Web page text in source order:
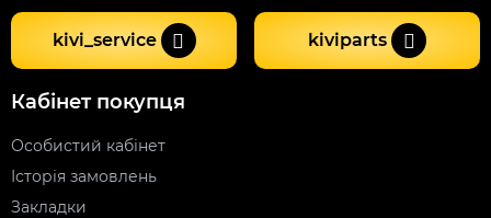
kivi_service kiviparts
Кабінет покупця
Особистий кабінет
Історія замовлень
Закладки